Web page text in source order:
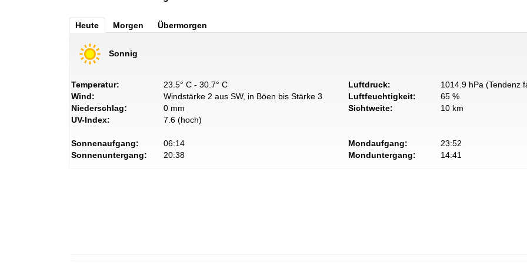
Heute Morgen Übermorgen
Sonnig
Temperatur:
23.5° C - 30.7° C
Wind:
Windstärke 2 aus SW, in Böen bis Stärke 3
Niederschlag:
0 mm
UV-Index:
7.6 (hoch)
Luftdruck:
1014.9 hPa (Tendenz
Luftfeuchtigkeit:
65 %
Sichtweite:
10 km
Sonnenaufgang:
06:14
Sonnenuntergang:
20:38
Mondaufgang:
23:52
Monduntergang:
14:41